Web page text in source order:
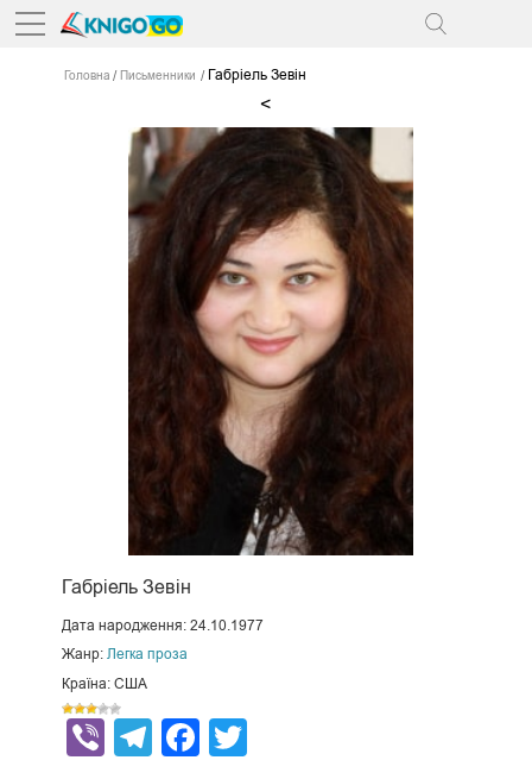
Головна Письменники Габріель Зевін
<
Габріель Зевін
Дата народження: 24.10.1977
Жанр: Легка проза
Країна: США
ViberTelegram
Facebook